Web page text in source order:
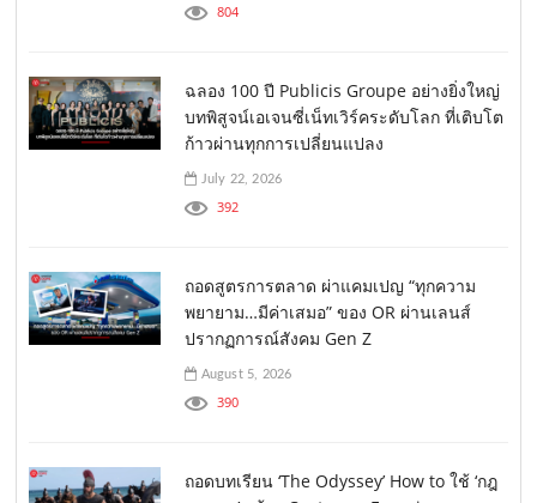
804
ฉลอง 100 ปี Publicis Groupe อย่างยิ่งใหญ่
บทพิสูจน์เอเจนซี่เน็ทเวิร์คระดับโลก ที่เติบโต
ก้าวผ่านทุกการเปลี่ยนแปลง
July 22, 2026
392
ถอดสูตรการตลาด ผ่าแคมเปญ “ทุกความ
พยายาม…มีค่าเสมอ” ของ OR ผ่านเลนส์
ปรากฏการณ์สังคม Gen Z
August 5, 2026
390
ถอดบทเรียน ‘The Odyssey’ How to ใช้ ‘กฎ